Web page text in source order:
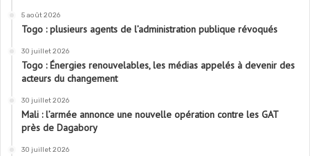
5 août 2026
Togo : plusieurs agents de l’administration publique révoqués
30 juillet 2026
Togo : Énergies renouvelables, les médias appelés à devenir des
acteurs du changement
30 juillet 2026
Mali : l’armée annonce une nouvelle opération contre les GAT
près de Dagabory
30 juillet 2026